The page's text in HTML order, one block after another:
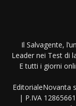
Il Salvagente,
Leader nei Test di
E tutti i giorni
EditorialeNovanta
| P.IVA